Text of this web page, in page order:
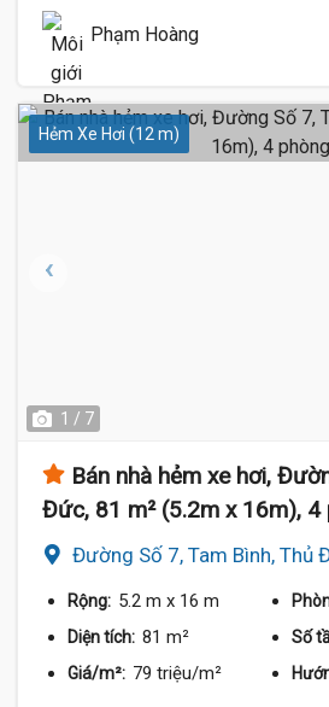
Phạm Hoàng
Hẻm Xe Hơi (12 m)
1 / 7
Bán nhà hẻm xe hơi,
Đức, 81 m² (5.2m x 16m), 4
Đường Số 7, Tam Bình, Thủ
Rộng: 5.2 m x 16 m
Diện tích: 81 m² Số
Giá/m²: 79 triệu/m²